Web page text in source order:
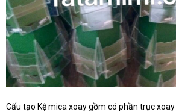
Cấu tạo Kệ mica xoay gồm có phần trục